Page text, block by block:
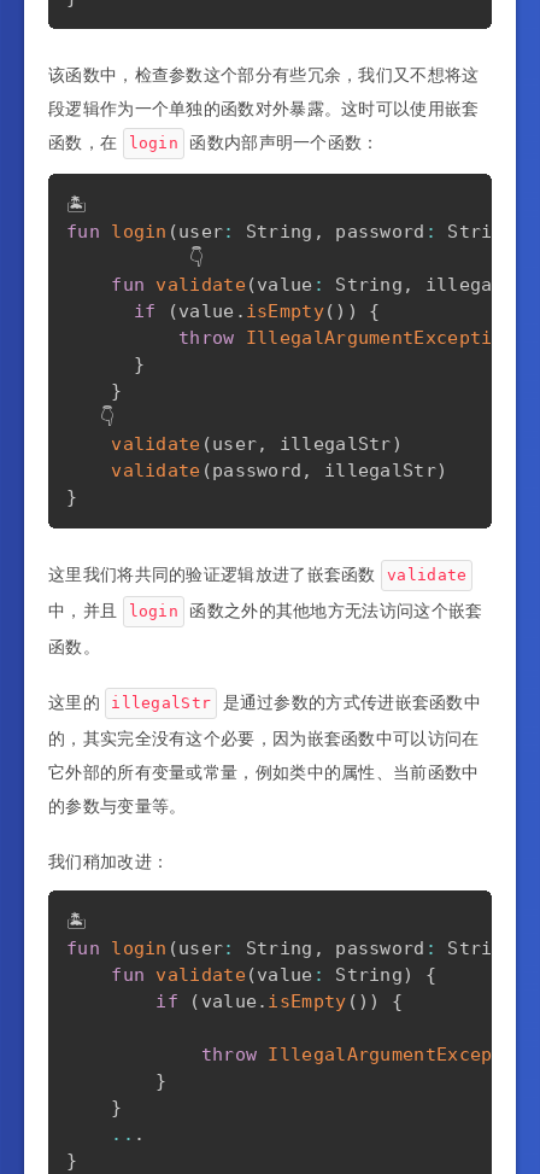
该函数中，检查参数这个部分有些冗余，我们又不想将这
段逻辑作为一个单独的函数对外暴露。这时可以使用嵌套
函数，在
login 函数内部声明一个函数：
fun
login (user: String , password : String
           👇
fun
validate(value : String , illegalStr
if
(value . isEmpty( ) )
{
throw
IllegalArgumentException
}
}
   👇
validate (user, illegalStr)
validate (password , illegalStr)
}
这里我们将共同的验证逻辑放进了嵌套函数 validate
中，并且 login
函数之外的其他地方无法访问这个嵌套
函数。
这里的 illegalStr
是通过参数的方式传进嵌套函数中
的，其实完全没有这个必要，因为嵌套函数中可以访问在
它外部的所有变量或常量，例如类中的属性、当前函数中
的参数与变量等。
我们稍加改进：
fun
login (user: String , password : String
fun
validate(value : String)
{
if
( value . isEmpty ( ) )
{
throw IllegalArgumentException
}
}
.. .
}